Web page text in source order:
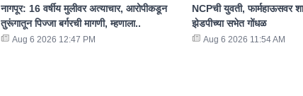
नागपूर: 16 वर्षीय मुलीवर अत्याचार, आरोपीकडून
तुरूंगातून पिज्जा बर्गरची मागणी, म्हणाला..
Aug 6 2026 12:47 PM
NCPची युवती, फार्महाऊसवर
झेडपीच्या सभेत गोंधळ
Aug 6 2026 11:54 AM